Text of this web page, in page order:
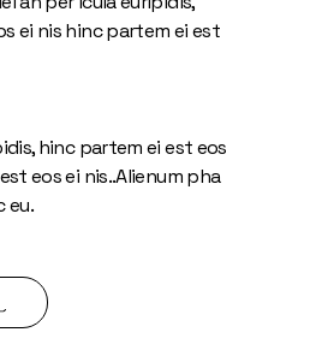
ei nis hinc partem ei est
hinc partem ei est eos
eos ei nis..Alienum pha
eu.